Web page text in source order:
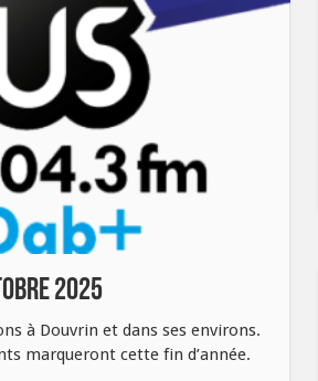
2025
à Douvrin et dans ses environs.
marqueront cette fin d’année.